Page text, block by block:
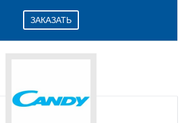
ЗАКАЗАТЬ